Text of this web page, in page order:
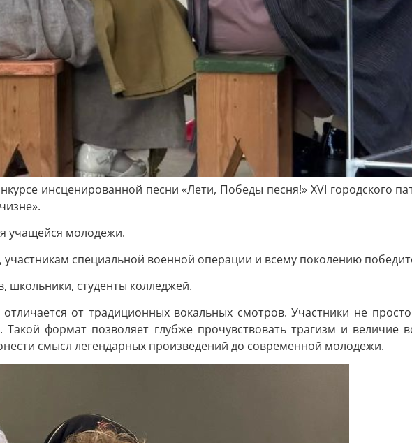
инсценированной песни «Лети, Победы песня!» XVI городского
учащейся молодежи.
специальной военной операции и всему поколению
школьники, студенты колледжей.
от традиционных вокальных смотров. Участники не
формат позволяет глубже прочувствовать трагизм и величие
смысл легендарных произведений до современной молодежи.